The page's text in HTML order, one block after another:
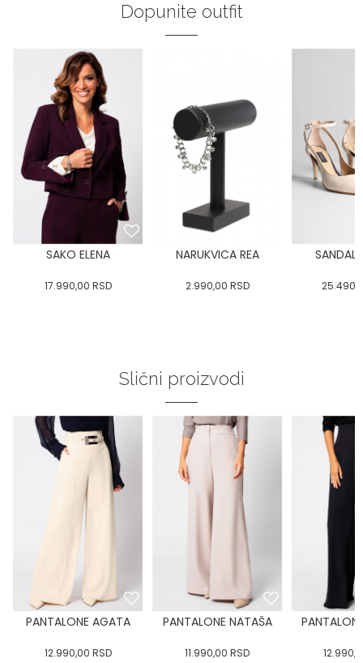
Dopunite outfit
SAKO ELENA
17.990,00 RSD
NARUKVICA REA
2.990,00 RSD
Slični proizvodi
PANTALONE AGATA
12.990,00 RSD
PANTALONE NATAŠA
11.990,00 RSD